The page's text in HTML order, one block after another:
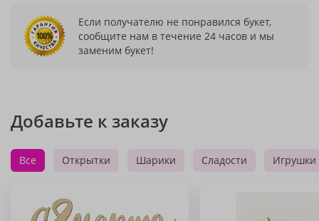
Если получателю не понравился букет,
сообщите нам в течение 24 часов и мы
заменим букет!
Добавьте к заказу
Все Открытки Шарики Сладости Игрушки